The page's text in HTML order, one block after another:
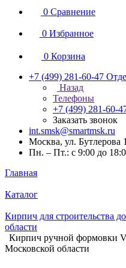
0 Сравнение
0 Избранное
0 Корзина
+7 (499) 281-60-47
Назад
Телефоны
+7 (499) 281-60-
Заказать звонок
int.smsk@smartmsk.ru
Москва, ул. Бутлерова
Пн. – Пт.: с 9:00 до
Главная
Каталог
Кирпич для строительства
области
Кирпич ручной формовки
Московской области